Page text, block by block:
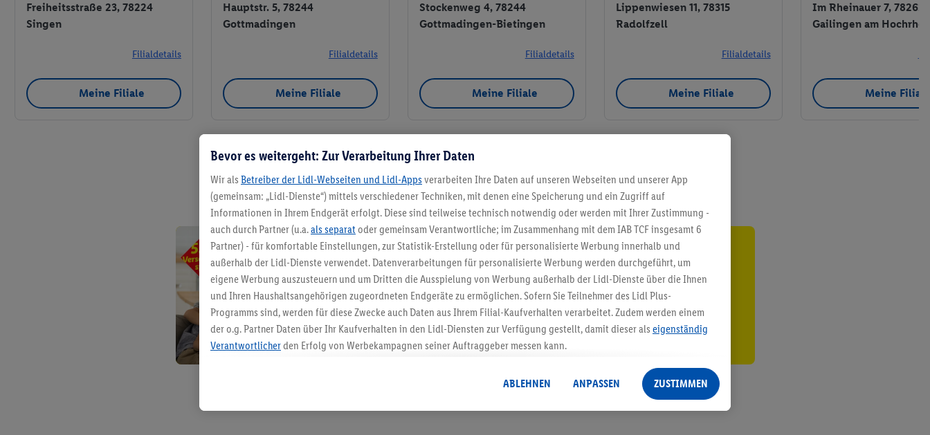
Freiheitsstraße 23, 78224
Singen
Filialdetails
Meine Filiale
Hauptstr. 5, 78244
Gottmadingen
Filialdetails
Meine Filiale
Stockenweg 4, 78244
Gottmadingen-Bietingen
Filialdetails
Meine Filiale
Lippenwiesen 11, 78315
Radolfzell
Filialdetails
Meine Filiale
Im Rheinauer 7, 78262
Gailingen am
Meine
Meine Filiale
5.95 € Versand sparen³²ᵃ
Jetzt zum Newsletter anmelden
Gutschein sichern!
Bevor es weitergeht: Zur Verarbeitung Ihrer Daten
Wir als Betreiber der Lidl-Webseiten und Lidl-Apps verarbeiten Ihre Daten auf unseren Webseiten und unserer App
(gemeinsam: „Lidl-Dienste“) mittels verschiedener Techniken, mit denen eine Speicherung und ein Zugriff auf
Informationen in Ihrem Endgerät erfolgt. Diese sind teilweise technisch notwendig oder werden mit Ihrer Zustimmung -
auch durch Partner (u.a.als separat oder gemeinsam Verantwortliche; im Zusammenhang mit dem IAB TCF insgesamt 6
Partner) - für komfortable Einstellungen, zur Statistik-Erstellung oder für personalisierte Werbung innerhalb und
außerhalb der Lidl-Dienste verwendet. Datenverarbeitungen für personalisierte Werbung werden durchgeführt, um
eigene Werbung auszusteuern und um Dritten die Ausspielung von Werbung außerhalb der Lidl-Dienste über die Ihnen
und Ihren Haushaltsangehörigen zugeordneten Endgeräte zu ermöglichen. Sofern Sie Teilnehmer des Lidl Plus-
Programms sind, werden für diese Zwecke auch Daten aus Ihrem Filial-Kaufverhalten verarbeitet. Zudem werden einem
der o.g. Partner Daten über Ihr Kaufverhalten in den Lidl-Diensten zur Verfügung gestellt, damit dieser als eigenständig
Verantwortlicherden Erfolg von Werbekampagnen seiner Auftraggeber messen kann.
angereicherten Profilen. Dies umfasst die Zusammenführung von Daten (z.B. über Ihre Nutzung der Lidl-Dienste, Ihr
Kaufverhalten in den Lidl-Diensten, Informationen aus Ihrem Kundenkonto - z.B. Alter oder Geschlecht - sowie Ihre
genauen Standortdaten) auch über verschiedene Endgeräte und Lidl-Dienste hinweg einschließlich dem Speichern von
ABLEHNEN ANPASSEN ZUSTIMMEN